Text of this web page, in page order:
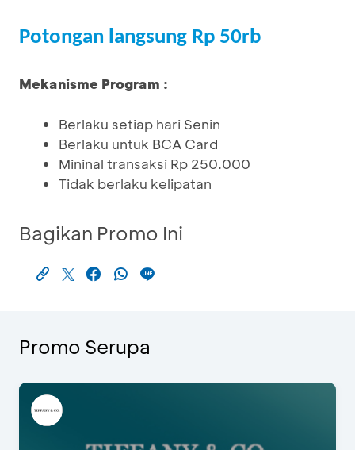
Potongan langsung Rp 50rb
Mekanisme Program :
Berlaku setiap hari Senin
Berlaku untuk BCA Card
Mininal transaksi Rp 250.000
Tidak berlaku kelipatan
Bagikan Promo Ini
Promo Serupa